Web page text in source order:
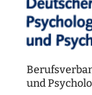
und